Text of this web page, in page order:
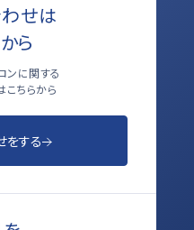
せは
ら
ンに関する
ちらから
をする